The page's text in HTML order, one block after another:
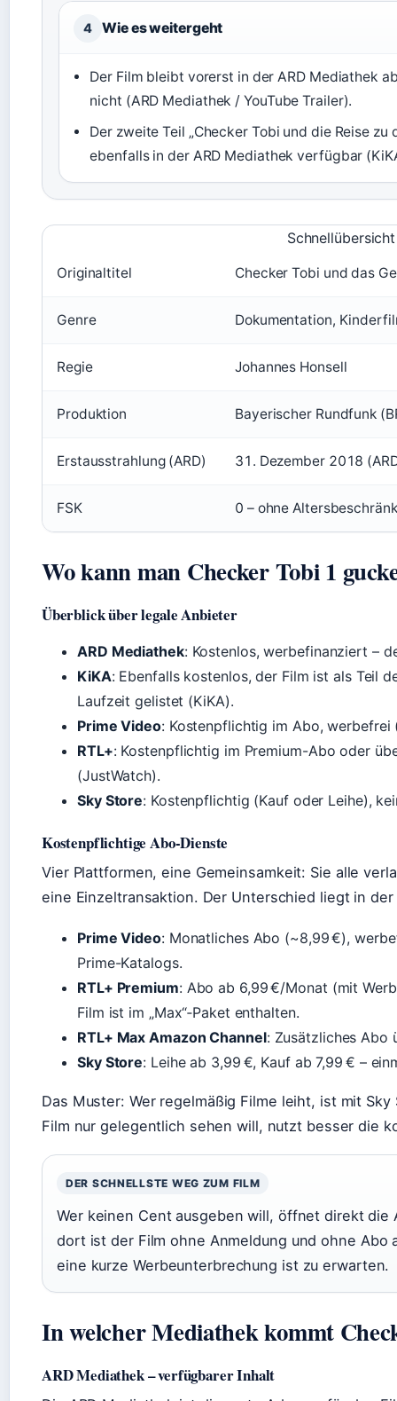
4 Wie es weitergeht
Der Film bleibt vorerst in der ARD Mediathek
nicht (ARD Mediathek / YouTube Trailer).
Der zweite Teil „Checker Tobi und die Reise
ebenfalls in der ARD Mediathek verfügbar
Originaltitel Checker Tobi und das
Genre Dokumentation,
Regie Johannes Honsell
Produktion Bayerischer Rundfunk
Erstausstrahlung (ARD) 31. Dezember 2018
FSK 0 – ohne
Wo kann man Checker Tobi 1
Überblick über legale Anbieter
ARD Mediathek: Kostenlos, werbefinanziert –
KiKA: Ebenfalls kostenlos, der Film ist als Teil
Laufzeit gelistet (KiKA).
Prime Video: Kostenpflichtig im Abo, werbefrei
RTL+: Kostenpflichtig im Premium-Abo oder
(JustWatch).
Sky Store: Kostenpflichtig (Kauf oder Leihe),
Kostenpflichtige Abo-Dienste
Vier Plattformen, eine Gemeinsamkeit: Sie alle
eine Einzeltransaktion. Der Unterschied liegt in
Prime Video: Monatliches Abo (~8,99 €),
Prime-Katalogs.
RTL+ Premium: Abo ab 6,99 €/Monat (mit
Film ist im „Max“‑Paket enthalten.
RTL+ Max Amazon Channel: Zusätzliches Abo
Sky Store: Leihe ab 3,99 €, Kauf ab 7,99 € –
Das Muster: Wer regelmäßig Filme leiht, ist mit
Film nur gelegentlich sehen will, nutzt besser die
DER SCHNELLSTE WEG ZUM FILM
Wer keinen Cent ausgeben will, öffnet direkt die
dort ist der Film ohne Anmeldung und ohne Abo
eine kurze Werbeunterbrechung ist zu erwarten.
In welcher Mediathek kommt
ARD Mediathek – verfügbarer Inhalt